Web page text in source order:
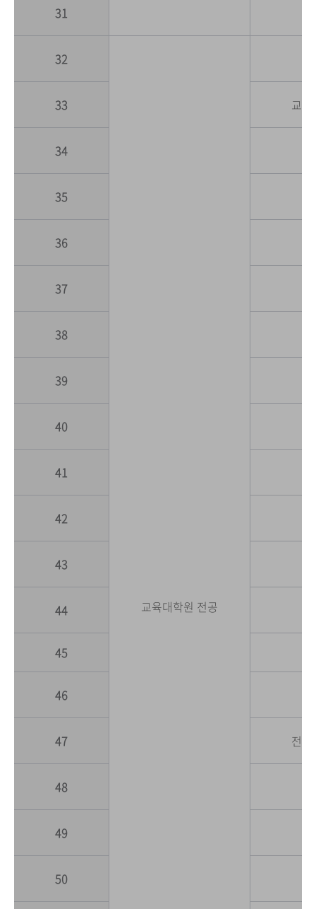
31
32
교육대학원 전공
33 교
34
35
36
37
38
39
40
41
42
43
44
45
46
47 전
48
49
50